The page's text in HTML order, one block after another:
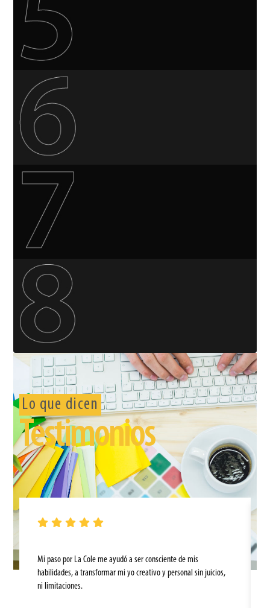
Lo que dicen
Testimonios
Mi paso por La Cole me ayudó a ser consciente de mis
habilidades, a transformar mi yo creativo y personal sin juicios,
ni limitaciones.